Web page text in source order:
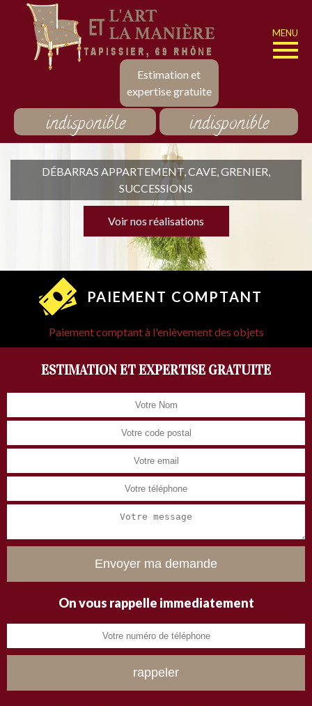
Estimation et
expertise gratuite
MENU
indisponible indisponible
DÉBARRAS APPARTEMENT, CAVE, GRENIER,
SUCCESSIONS
Voir nos réalisations
PAIEMENT COMPTANT
Paiement comptant à l'enlèvement des objets
ESTIMATION ET EXPERTISE GRATUITE
On vous rappelle immediatement